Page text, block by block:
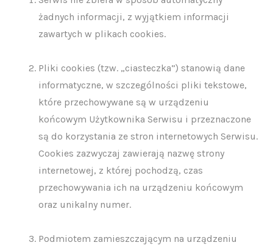
żadnych informacji, z wyjątkiem informacji
zawartych w plikach cookies.
Pliki cookies (tzw. „ciasteczka”) stanowią dane
informatyczne, w szczególności pliki tekstowe,
które przechowywane są w urządzeniu
końcowym Użytkownika Serwisu i przeznaczone
są do korzystania ze stron internetowych Serwisu.
Cookies zazwyczaj zawierają nazwę strony
internetowej, z której pochodzą, czas
przechowywania ich na urządzeniu końcowym
oraz unikalny numer.
Podmiotem zamieszczającym na urządzeniu